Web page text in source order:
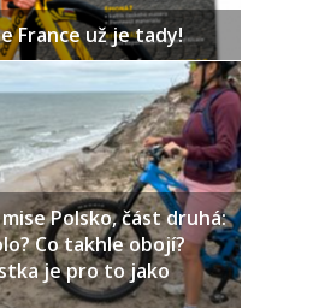
France už je tady!
Polsko, část druhá:
Co takhle obojí?
je pro to jako